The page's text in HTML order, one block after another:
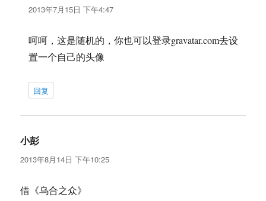
道：
2013年7月15日 下午4:47
呵呵，这是随机的，你也可以登录gravatar.com去设
置一个自己的头像
回复
小彭
道：
2013年8月14日 下午10:25
借《乌合之众》